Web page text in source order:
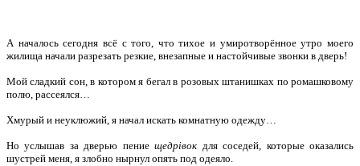
А началось сегодня всё с того, что тихое и умиротворённое утро моего
жилища начали разрезать резкие, внезапные и настойчивые звонки в дверь!
Мой сладкий сон, в котором я бегал в розовых штанишках по ромашковому
полю, рассеялся…
Хмурый и неуклюжий, я начал искать комнатную одежду…
Но услышав за дверью пениещедрівок для соседей, которые оказались
шустрей меня, я злобно нырнул опять под одеяло.